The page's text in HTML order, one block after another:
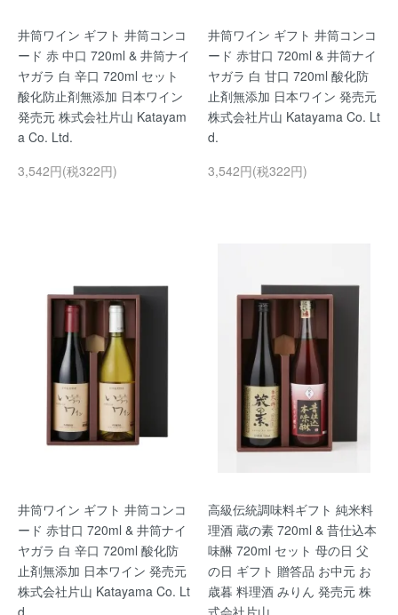
井筒ワイン ギフト 井筒コンコ
ード 赤 中口 720ml & 井筒ナイ
ヤガラ 白 辛口 720ml セット
酸化防止剤無添加 日本ワイン
発売元 株式会社片山 Katayam
a Co. Ltd.
3,542円(税322円)
井筒ワイン ギフト 井筒コンコ
ード 赤甘口 720ml & 井筒ナイ
ヤガラ 白 甘口 720ml 酸化防
止剤無添加 日本ワイン 発売元
株式会社片山 Katayama Co. Lt
d.
3,542円(税322円)
井筒ワイン ギフト 井筒コンコ
ード 赤甘口 720ml & 井筒ナイ
ヤガラ 白 辛口 720ml 酸化防
止剤無添加 日本ワイン 発売元
株式会社片山 Katayama Co. Lt
高級伝統調味料ギフト 純米料
理酒 蔵の素 720ml & 昔仕込本
味醂 720ml セット 母の日 父
の日 ギフト 贈答品 お中元 お
歳暮 料理酒 みりん 発売元 株